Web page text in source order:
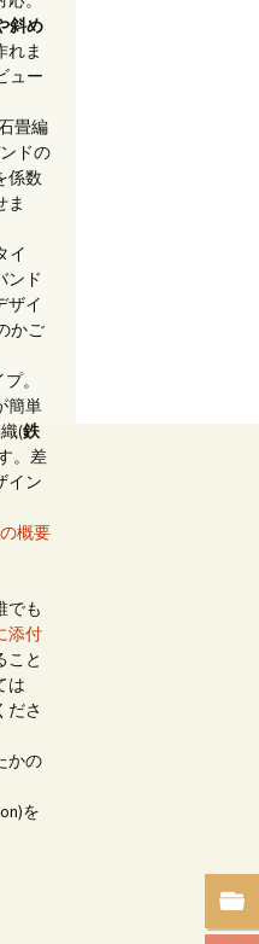
斜め
れま
ュー
畳編
ドの
係数
ま
イ
ンド
ザイ
かご
。
簡単
(鉄
。差
イン
概要
でも
添付
こと
は
ださ
かの
を